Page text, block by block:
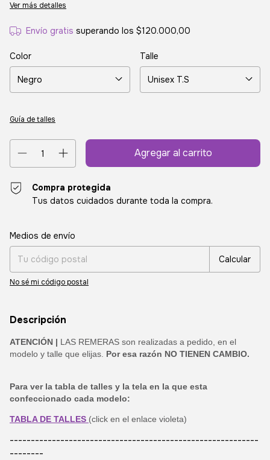
Ver más detalles
Envío gratis superando los $120.000,00
Color Talle
Guía de talles
Compra protegida
Tus datos cuidados durante toda la compra.
Entregas para el CP:
Medios de envío
Calcular
No sé mi código postal
Descripción
ATENCIÓN | LAS REMERAS son realizadas a pedido, en el
modelo y talle que elijas. Por esa razón NO TIENEN CAMBIO.
Para ver la tabla de talles y la tela en la que esta
confeccionado cada modelo:
TABLA DE TALLES (click en el enlace violeta)
-----------------------------------------------------------
--------